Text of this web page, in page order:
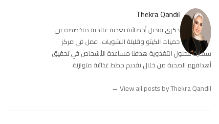
Thekra Qandil
ذكرى قنديل أخصائية تغذية علاجية متخصصة في
حميات الكيتو وقليلة النشويات. اعمل في مركز
سمارة للحلول التغذوية هدفنا مساعدة الأشخاص في تحقيق
أهدافهم الصحية من خلال تقديم خطط غذائية متوازنة.
View all posts by Thekra Qandil
→